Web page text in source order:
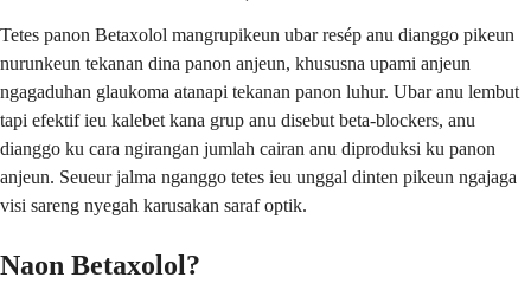
Tetes panon Betaxolol mangrupikeun ubar resép anu dianggo pikeun
nurunkeun tekanan dina panon anjeun, khususna upami anjeun
ngagaduhan glaukoma atanapi tekanan panon luhur. Ubar anu lembut
tapi efektif ieu kalebet kana grup anu disebut beta-blockers, anu
dianggo ku cara ngirangan jumlah cairan anu diproduksi ku panon
anjeun. Seueur jalma nganggo tetes ieu unggal dinten pikeun ngajaga
visi sareng nyegah karusakan saraf optik.
Naon Betaxolol?